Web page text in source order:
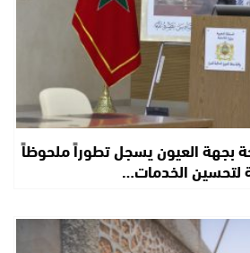
بجهة العيون يسجل تطوراً ملحوظاً
الخدمات…